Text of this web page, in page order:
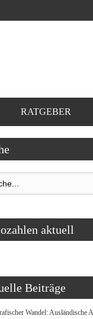
RATGEBER
aktuell
Beiträge
Wandel: Ausländische